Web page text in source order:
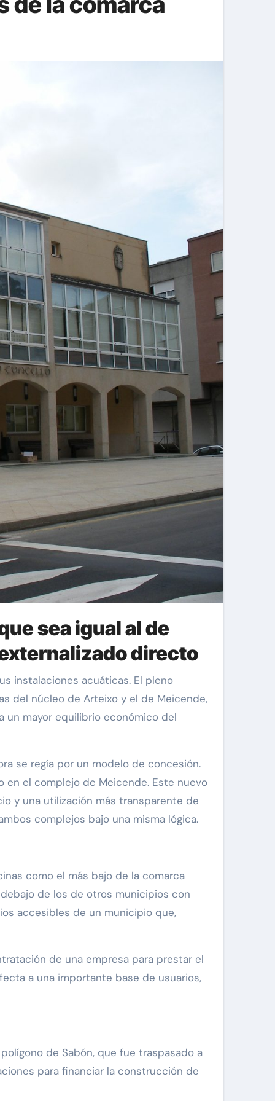
sea igual al de
directo
del núcleo de Arteixo y el de Meicende,
un mayor equilibrio económico del
se regía por un modelo de concesión.
el complejo de Meicende. Este nuevo
y una utilización más transparente de
complejos bajo una misma lógica.
como el más bajo de la comarca
de los de otros municipios con
accesibles de un municipio que,
de una empresa para prestar el
a una importante base de usuarios,
de Sabón, que fue traspasado a
para financiar la construcción de